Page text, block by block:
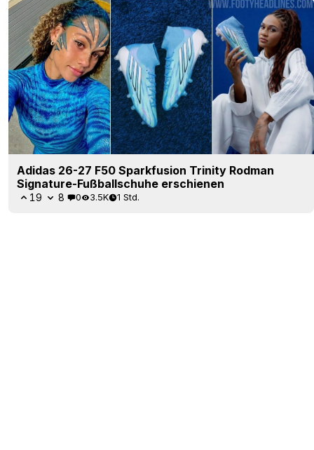
Adidas 26-27 F50 Sparkfusion Trinity Rodman
Signature-Fußballschuhe erschienen
19 8 0 3.5K 1 Std.